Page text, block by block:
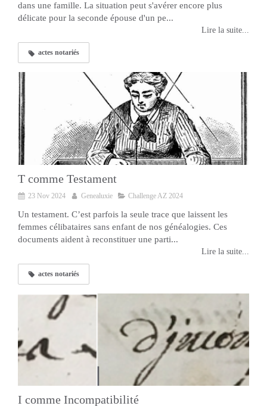
dans une famille. La situation peut s'avérer encore plus
délicate pour la seconde épouse d'un pe...
Lire la suite...
actes notariés
T comme Testament
23 Nov 2024 Genealuxie Challenge AZ 2024
Un testament. C’est parfois la seule trace que laissent les
femmes célibataires sans enfant de nos généalogies. Ces
documents aident à reconstituer une parti...
Lire la suite...
actes notariés
I comme Incompatibilité